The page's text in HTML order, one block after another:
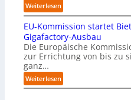
Weiterlesen:
„
E
s
k
o
m
t
EU-Kommission startet
Gigafactory-Ausbau
Die Europäische
zur Errichtung von bis zu
ganz…
Weiterlesen:
E